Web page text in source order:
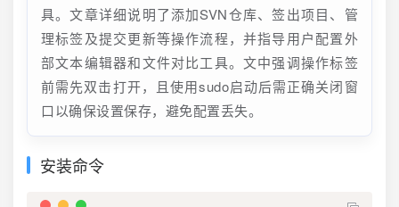
具。文章详细说明了添加SVN仓库、签出项目、管
理标签及提交更新等操作流程，并指导用户配置外
部文本编辑器和文件对比工具。文中强调操作标签
前需先双击打开，且使用sudo启动后需正确关闭窗
口以确保设置保存，避免配置丢失。
安装命令